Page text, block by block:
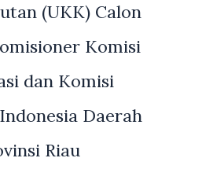
(UKK) Calon
Komisi
dan Komisi
Daerah
Riau